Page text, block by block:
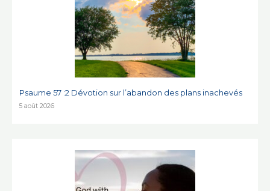
Psaume 57 :2 Dévotion sur l’abandon des plans inachevés
5 août 2026